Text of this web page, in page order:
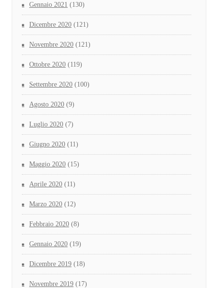
Gennaio 2021 (130)
Dicembre 2020 (121)
Novembre 2020 (121)
Ottobre 2020 (119)
Settembre 2020 (100)
Agosto 2020 (9)
Luglio 2020 (7)
Giugno 2020 (11)
Maggio 2020 (15)
Aprile 2020 (11)
Marzo 2020 (12)
Febbraio 2020 (8)
Gennaio 2020 (19)
Dicembre 2019 (18)
Novembre 2019 (17)